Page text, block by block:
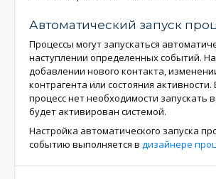
Автоматический запуск
Процессы могут запускаться
наступлении определенных событий.
добавлении нового контакта,
контрагента или состояния активности.
процесс нет необходимости запускать
будет активирован системой.
Настройка автоматического запуска
событию выполняется в дизайнере